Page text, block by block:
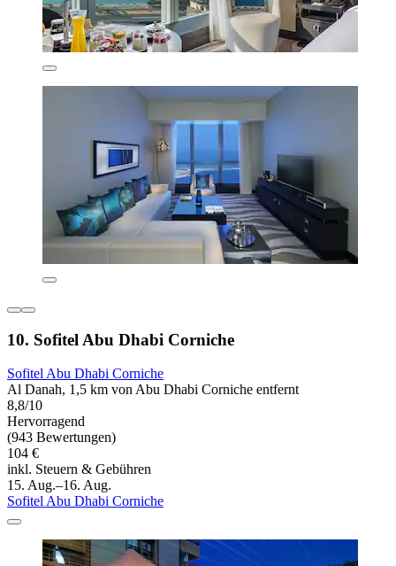
10. Sofitel Abu Dhabi Corniche
Sofitel Abu Dhabi Corniche
Al Danah, 1,5 km von Abu Dhabi Corniche entfernt
8,8/10
Hervorragend
(943 Bewertungen)
104 €
inkl. Steuern & Gebühren
15. Aug.–16. Aug.
Sofitel Abu Dhabi Corniche